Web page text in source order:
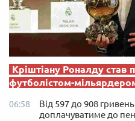
Кріштіану Роналду став
футболістом-
06:58
Від 597 до 908
доплачуватиме до